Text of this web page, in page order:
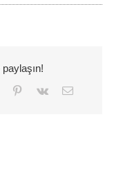
Tumblr Pinterest
Vk
E-